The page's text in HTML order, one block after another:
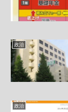
政治
政治